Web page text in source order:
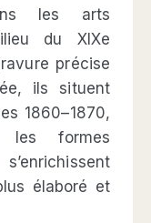
les arts
du XIXe
précise
ils situent
1860–1870,
les formes
élaboré et